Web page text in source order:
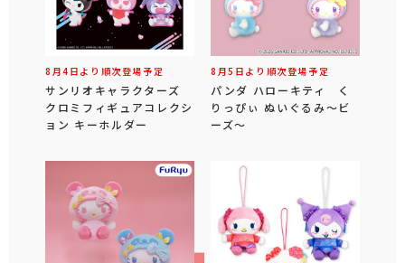
8月4日より順次登場予定
サンリオキャラクターズ
クロミフィギュアコレクシ
ョン キーホルダー
8月5日より順次登場予定
パンダ ハローキティ く
りっぴぃ ぬいぐるみ～ビ
ーズ～